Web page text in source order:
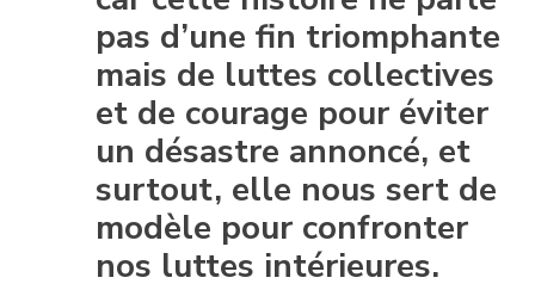
pas d’une fin triomphante
mais de luttes collectives
et de courage pour éviter
un désastre annoncé, et
surtout, elle nous sert de
modèle pour confronter
nos luttes intérieures.